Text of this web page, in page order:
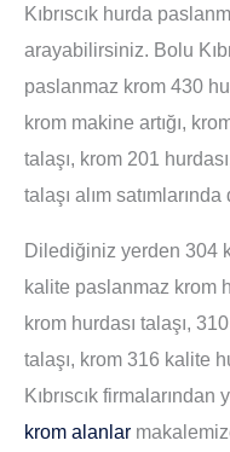
Kıbrıscık hurda
arayabilirsiniz. Bolu
paslanmaz krom 430
krom makine artığı,
talaşı, krom 201
talaşı alım
Dilediğiniz yerden 304
kalite paslanmaz krom
krom hurdası talaşı,
talaşı, krom 316 kalite
Kıbrıscık
krom alanlar